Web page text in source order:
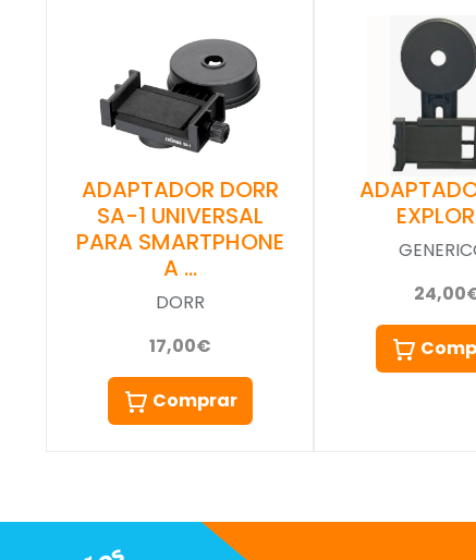
ADAPTADOR DORR
SA-1 UNIVERSAL
PARA SMARTPHONE
A …
DORR
17,00€
Comprar